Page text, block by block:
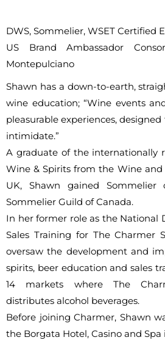
DWS, Sommelier, WSET Certified
US Brand Ambassador
Montepulciano
Shawn has a down-to-earth,
wine education; “Wine events
pleasurable experiences,
intimidate.”
A graduate of the internationally
Wine & Spirits from the Wine and
UK, Shawn gained
Sommelier Guild of Canada.
In her former role as the National
Sales Training for The Charmer
oversaw the development and
spirits, beer education and sales
14 markets where The
distributes alcohol beverages.
Before joining Charmer, Shawn
the Borgata Hotel, Casino and Spa